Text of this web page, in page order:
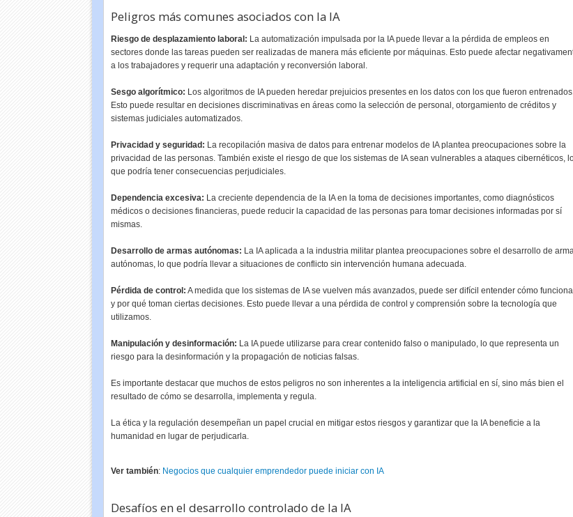
Peligros más comunes asociados con la IA
Riesgo de desplazamiento laboral: La automatización impulsada por la IA puede llevar a la pérdida de empleos en
sectores donde las tareas pueden ser realizadas de manera más eficiente por máquinas. Esto puede afectar
a los trabajadores y requerir una adaptación y reconversión laboral.
Sesgo algorítmico: Los algoritmos de IA pueden heredar prejuicios presentes en los datos con los que fueron
Esto puede resultar en decisiones discriminativas en áreas como la selección de personal, otorgamiento de créditos y
sistemas judiciales automatizados.
Privacidad y seguridad: La recopilación masiva de datos para entrenar modelos de IA plantea preocupaciones sobre la
privacidad de las personas. También existe el riesgo de que los sistemas de IA sean vulnerables a ataques cibernéticos,
que podría tener consecuencias perjudiciales.
Dependencia excesiva: La creciente dependencia de la IA en la toma de decisiones importantes, como diagnósticos
médicos o decisiones financieras, puede reducir la capacidad de las personas para tomar decisiones informadas por sí
mismas.
Desarrollo de armas autónomas: La IA aplicada a la industria militar plantea preocupaciones sobre el desarrollo de
autónomas, lo que podría llevar a situaciones de conflicto sin intervención humana adecuada.
Pérdida de control: A medida que los sistemas de IA se vuelven más avanzados, puede ser difícil entender cómo
y por qué toman ciertas decisiones. Esto puede llevar a una pérdida de control y comprensión sobre la tecnología que
utilizamos.
Manipulación y desinformación: La IA puede utilizarse para crear contenido falso o manipulado, lo que representa un
riesgo para la desinformación y la propagación de noticias falsas.
Es importante destacar que muchos de estos peligros no son inherentes a la inteligencia artificial en sí, sino más bien el
resultado de cómo se desarrolla, implementa y regula.
La ética y la regulación desempeñan un papel crucial en mitigar estos riesgos y garantizar que la IA beneficie a la
humanidad en lugar de perjudicarla.
Ver también: Negocios que cualquier emprendedor puede iniciar con IA
Desafíos en el desarrollo controlado de la IA